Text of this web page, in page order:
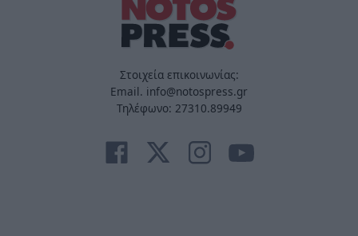
Στοιχεία επικοινωνίας:
Email. info@notospress.gr
Τηλέφωνο: 27310.89949